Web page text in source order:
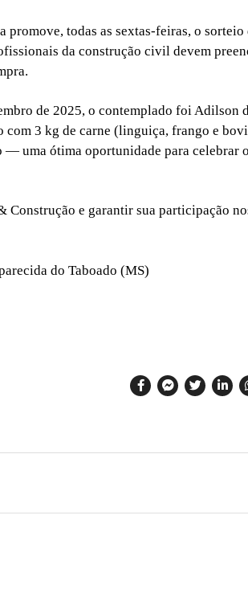
todas as sextas-feiras, o sorteio
da construção civil devem
de 2025, o contemplado foi Adilson
3 kg de carne (linguiça, frango e
— uma ótima oportunidade para celebrar
Construção e garantir sua participação
do Taboado (MS)